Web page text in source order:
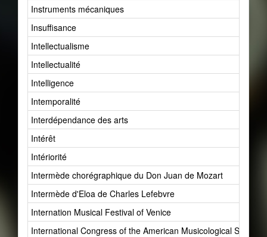
Instruments mécaniques
Insuffisance
Intellectualisme
Intellectualité
Intelligence
Intemporalité
Interdépendance des arts
Intérêt
Intériorité
Intermède chorégraphique du Don Juan de Mozart
Intermède d'Eloa de Charles Lefebvre
Internation Musical Festival of Venice
International Congress of the American Musicological Society